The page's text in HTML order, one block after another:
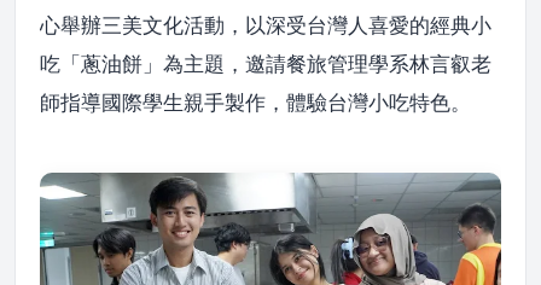
心舉辦三美文化活動，以深受台灣人喜愛的經典小
吃「蔥油餅」為主題，邀請餐旅管理學系林言叡老
師指導國際學生親手製作，體驗台灣小吃特色。